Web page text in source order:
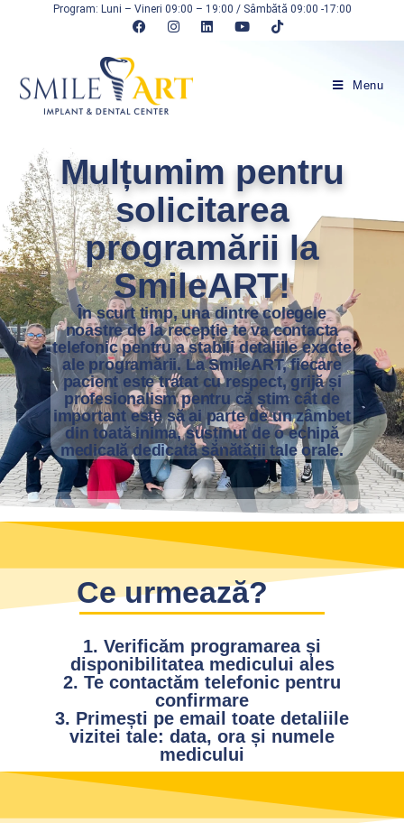
Program: Luni – Vineri 09:00 – 19:00 / Sâmbătă 09:00 -17:00
Menu
Mulțumim pentru
solicitarea
programării la
SmileART!
În scurt timp, una dintre colegele
noastre de la recepție te va contacta
telefonic pentru a stabili detaliile exacte
ale programării. La SmileART, fiecare
pacient este tratat cu respect, grijă și
profesionalism pentru că știm cât de
important este să ai parte de un zâmbet
din toată inima, susținut de o echipă
medicală dedicată sănătății tale orale.
Ce urmează?
1. Verificăm programarea și
disponibilitatea medicului ales
2. Te contactăm telefonic pentru
confirmare
3. Primești pe email toate detaliile
vizitei tale: data, ora și numele
medicului